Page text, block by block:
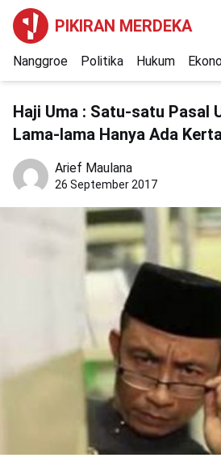
PIKIRAN MERDEKA
Nanggroe Politika Hukum
Haji Uma : Satu-satu Pasal
Lama-lama Hanya Ada
Arief Maulana
26 September 2017